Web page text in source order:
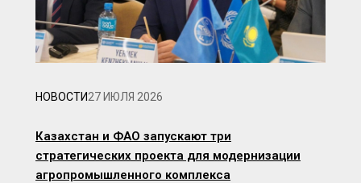
НОВОСТИ27 ИЮЛЯ 2026
Казахстан и ФАО запускают три
стратегических проекта для модернизации
агропромышленного комплекса